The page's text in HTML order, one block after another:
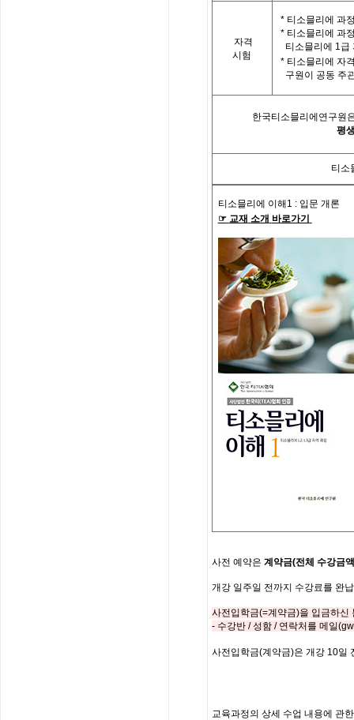
자격
시험
* 티소믈리에 과
* 티소믈리에 과
티소믈리에 1급
* 티소믈리에 자
구원이
공동 주
한국티소믈리에연구원
평
티소
티소믈리에 이해 1 : 입문 개론
☞ 교재 소개 바로가기
사전 예약은 계약금(전체 수강금
개강 일주일 전까지 수강료를 완
사전입학금(=계약금)을 입금하신
- 수강반 /성함 / 연락처를 메일
사전입학금(계약금)은 개강 10일
교육과정의 상세 수업 내용에 관한